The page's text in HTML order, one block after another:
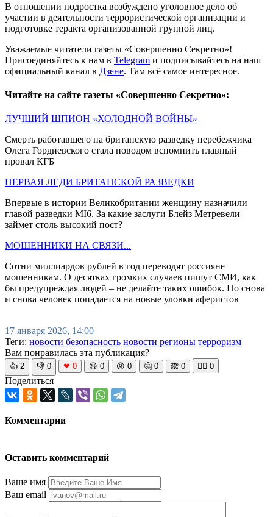
В отношении подростка возбуждено уголовное дело об
участии в деятельности террористической организации и
подготовке теракта организованной группой лиц.
Уважаемые читатели газеты «Совершенно Секретно»!
Присоединяйтесь к нам в Telegram и подписывайтесь на наш
официальный канал в Дзене. Там всё самое интересное.
Читайте на сайте газеты «Совершенно Секретно»:
ЛУЧШИЙ ШПИОН «ХОЛОДНОЙ ВОЙНЫ»
Смерть работавшего на британскую разведку перебежчика
Олега Гордиевского стала поводом вспомнить главный
провал КГБ
ПЕРВАЯ ЛЕДИ БРИТАНСКОЙ РАЗВЕДКИ
Впервые в истории Великобритании женщину назначили
главой разведки MI6. За какие заслуги Блейз Метревели
займет столь высокий пост?
МОШЕННИКИ НА СВЯЗИ...
Сотни миллиардов рублей в год переводят россияне
мошенникам. О десятках громких случаев пишут СМИ, как
бы предупреждая людей – не делайте таких ошибок. Но снова
и снова человек попадается на новые уловки аферистов
17 января 2026, 14:00
Теги: новости безопасность новости регионы терроризм
Вам понравилась эта публикация?
👍 2 👎 0 ❤ 0 😆 0 😡 0 🤔 0 🙈 0 🧘‍♀️ 0
Поделиться
Комментарии
Оставить комментарий
Ваше имя
Ваш email